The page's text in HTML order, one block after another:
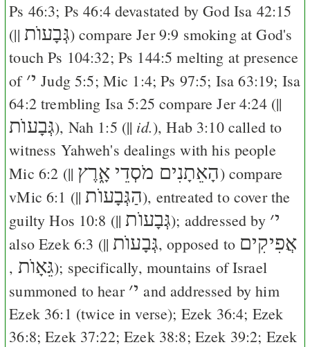
Ps 46:3; Ps 46:4devastated by God Isa 42:15
(|| גְּבָעוֺת) compareJer 9:9 smoking at God's
touchPs 104:32; Ps 144:5 melting at presence
of ׳י Judg 5:5; Mic 1:4;Ps 97:5; Isa 63:19; Isa
64:2trembling Isa 5:25 compareJer 4:24(||
גְּבָעוֺת), Nah 1:5 (|| id.),Hab 3:10called to
witness Yahweh's dealings with his people
Mic 6:2 (|| הָאֵתָנִים מֹסְדֵי אָ֑רֶץ) compare
vMic 6:1 (||הַגְּבָעוֺת), entreated to cover the
guiltyHos 10:8 (||גְּבָעוֺת); addressed by ׳י
alsoEzek 6:3 (||גְּבָעוֺת, opposed to אֲפִיקִים
, גֵּאָוֺת); specifically, mountains of Israel
summoned to hear ׳י and addressed by him
Ezek 36:1 (twice in verse); Ezek 36:4; Ezek
36:8;Ezek 37:22;Ezek 38:8; Ezek 39:2; Ezek